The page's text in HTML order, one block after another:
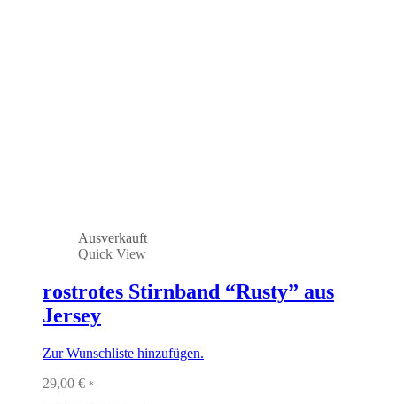
Ausverkauft
Quick View
rostrotes Stirnband “Rusty” aus
Jersey
Zur Wunschliste hinzufügen.
29,00 € *